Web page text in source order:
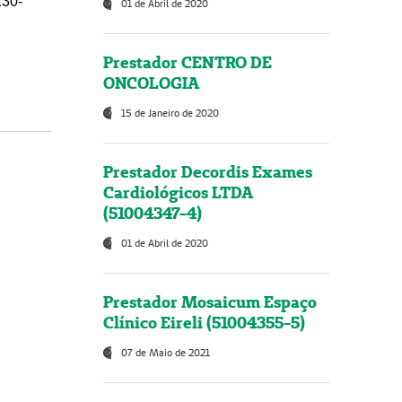
01 de Abril de 2020
Prestador CENTRO DE
ONCOLOGIA
15 de Janeiro de 2020
Prestador Decordis Exames
Cardiológicos LTDA
(51004347-4)
01 de Abril de 2020
Prestador Mosaicum Espaço
Clínico Eireli (51004355-5)
07 de Maio de 2021